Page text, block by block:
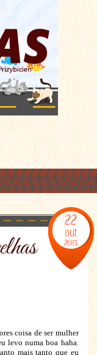
22
out
2015
coisa de ser mulher
levo numa boa haha.
mais tanto que eu